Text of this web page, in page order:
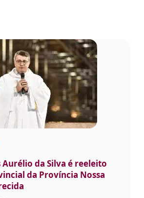
da Silva é reeleito
da Província Nossa